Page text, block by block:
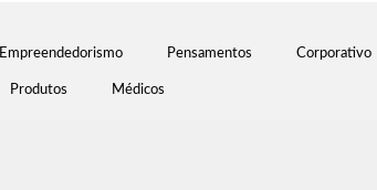
Empreendedorismo Pensamentos Corporativo
Produtos Médicos